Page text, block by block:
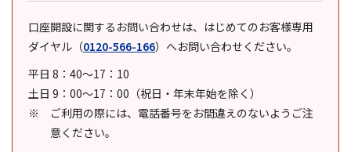
口座開設に関するお問い合わせは、はじめてのお客様専用
ダイヤル （0120-566-166） へお問い合わせください。
平日 8：40～17：10
土日 9：00～17：00（祝日・年末年始を除く）
ご利用の際には、電話番号をお間違えのないようご注
意ください。